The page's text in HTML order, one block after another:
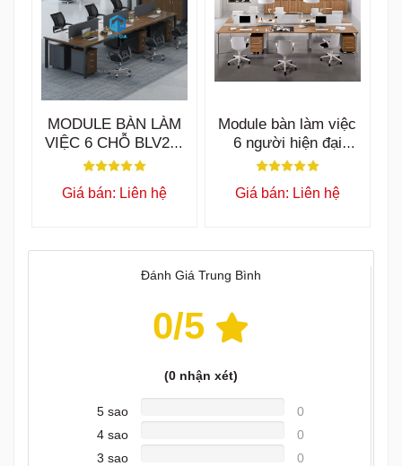
MODULE BÀN LÀM
VIỆC 6 CHỖ BLV20-
M
Giá bán: Liên hệ
Module bàn làm việc
6 người hiện đại
LUX054
Giá bán: Liên hệ
Đánh Giá Trung Bình
0/5
(0nhận xét)
5 sao
0
4 sao
0
3 sao
0